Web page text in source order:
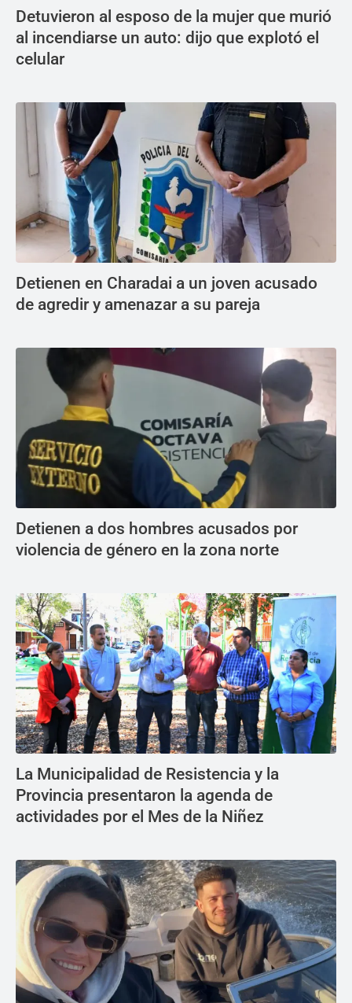
Detuvieron al esposo de la mujer que murió
al incendiarse un auto: dijo que explotó el
celular
Detienen en Charadai a un joven acusado
de agredir y amenazar a su pareja
Detienen a dos hombres acusados por
violencia de género en la zona norte
La Municipalidad de Resistencia y la
Provincia presentaron la agenda de
actividades por el Mes de la Niñez